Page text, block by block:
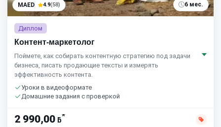
MAED 4.9(58) 6 мес.
Диплом
Контент-маркетолог
Поймете, как собирать контентную стратегию под задачи
бизнеса, писать продающие тексты и измерять
эффективность контента.
Уроки в видеоформате
Домашние задания с проверкой
2 990,00 ƃ*